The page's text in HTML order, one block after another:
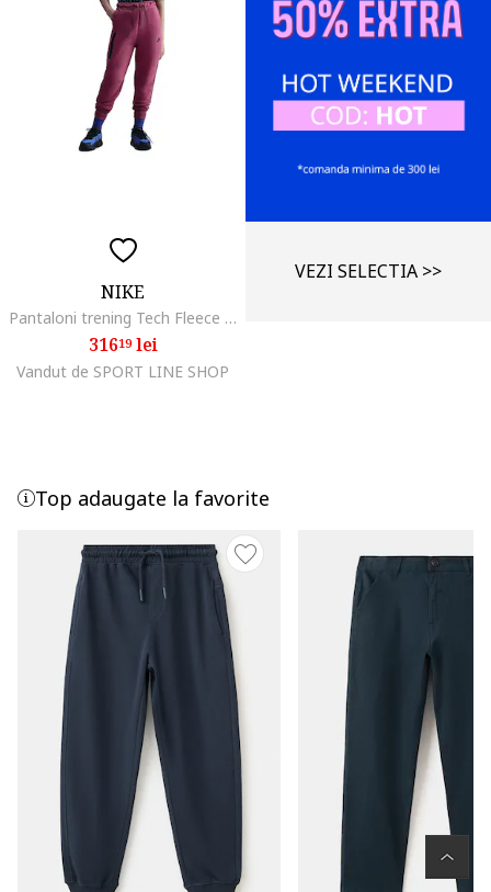
NIKE
Pantaloni trening Tech Fleece Jggr - Pd HV8698634
31619lei
Vandut de SPORT LINE SHOP
VEZI SELECTIA >>
Top adaugate la favorite